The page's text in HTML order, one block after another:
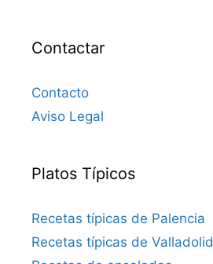
Contactar
Contacto
Aviso Legal
Platos Típicos
Recetas típicas de Palencia
Recetas típicas de Valladolid